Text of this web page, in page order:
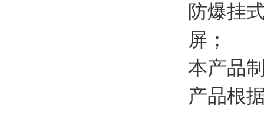
防爆挂
屏；
本产品
产品根